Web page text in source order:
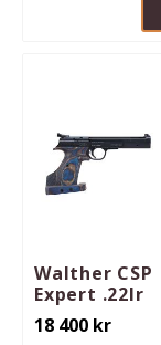
Walther CSP
Expert .22lr
18 400 kr